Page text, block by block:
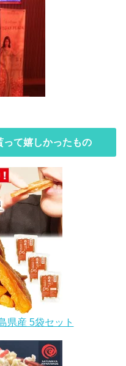
って嬉しかったもの
県産 5袋セット